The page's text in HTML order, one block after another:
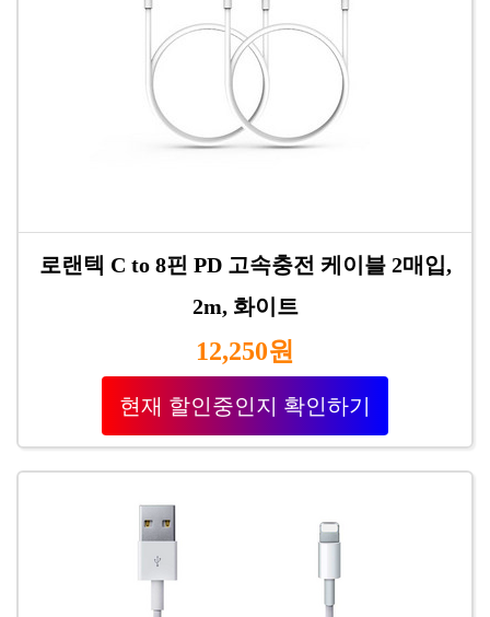
로랜텍 C to 8핀 PD 고속충전 케이블 2매입,
2m, 화이트
12,250원
현재 할인중인지 확인하기